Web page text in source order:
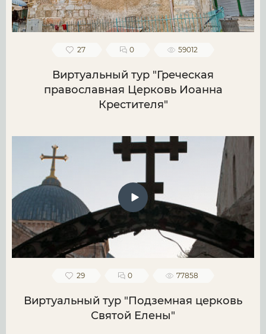
27 0 59012
Виртуальный тур "Греческая
православная Церковь Иоанна
Крестителя"
29 0 77858
Виртуальный тур "Подземная церковь
Святой Елены"